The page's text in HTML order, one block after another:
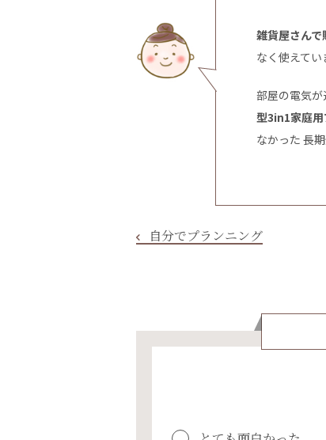
雑貨屋さん
なく使えてい
部屋の電気
型3in1家庭用
なかった 長
自分でプランニング